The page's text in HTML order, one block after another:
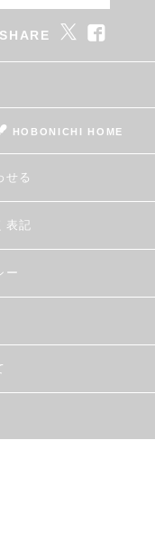
SHARE
HOBONICHI HOME
せる
表記
ー